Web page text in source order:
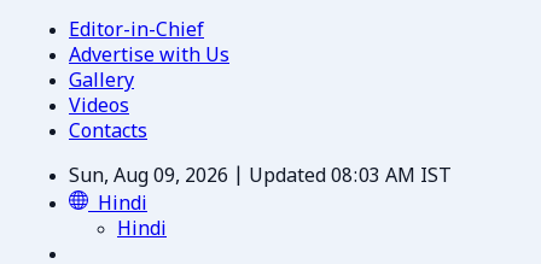
Editor-in-Chief
Advertise with Us
Gallery
Videos
Contacts
Sun, Aug 09, 2026 | Updated 08:03 AM IST
Hindi
Hindi